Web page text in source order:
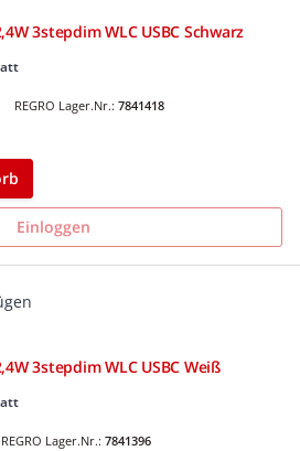
3stepdim WLC USBC Schwarz
REGRO Lager.Nr.: 7841418
Einloggen
3stepdim WLC USBC Weiß
REGRO Lager.Nr.: 7841396